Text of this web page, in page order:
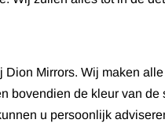
Mirrors. Wij maken
bovendien de kleur van
u persoonlijk